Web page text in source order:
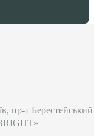
пр-т Берестейський